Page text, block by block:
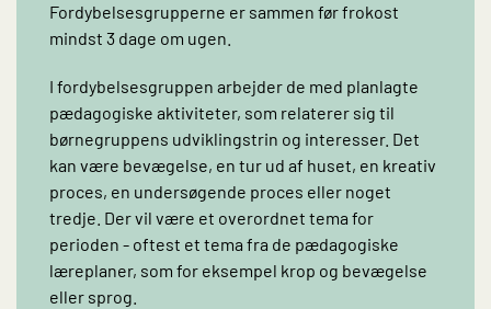
Fordybelsesgrupperne er sammen før frokost
mindst 3 dage om ugen.
I fordybelsesgruppen arbejder de med planlagte
pædagogiske aktiviteter, som relaterer sig til
børnegruppens udviklingstrin og interesser. Det
kan være bevægelse, en tur ud af huset, en kreativ
proces, en undersøgende proces eller noget
tredje. Der vil være et overordnet tema for
perioden - oftest et tema fra de pædagogiske
læreplaner, som for eksempel krop og bevægelse
eller sprog.